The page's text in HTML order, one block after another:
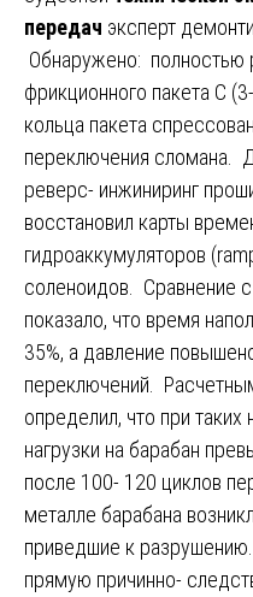
передач эксперт
Обнаружено: полностью
фрикционного пакета C
кольца пакета
переключения сломана.
реверс- инжиниринг
восстановил карты
гидроаккумуляторов
соленоидов. Сравнение
показало, что время
35%, а давление
переключений.
определил, что при
нагрузки на барабан
после 100- 120 циклов
металле барабана
приведшие к
прямую причинно-